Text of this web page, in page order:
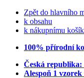
Zpět do hlavního
k obsahu
k nákupnímu
100% přírodní
Česká
Alespoň 1